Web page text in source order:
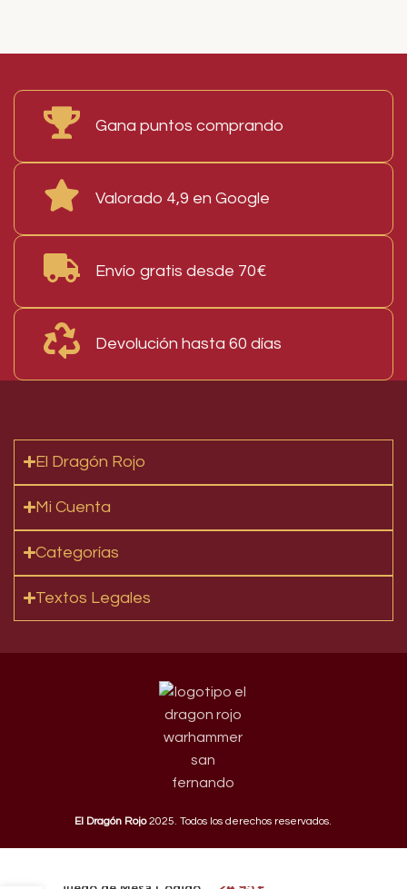
Gana puntos comprando
Valorado 4,9 en Google
Envío gratis desde 70€
Devolución hasta 60 días
El Dragón Rojo
Mi Cuenta
Categorías
Textos Legales
El Dragón Rojo2025. Todos los derechos reservados.